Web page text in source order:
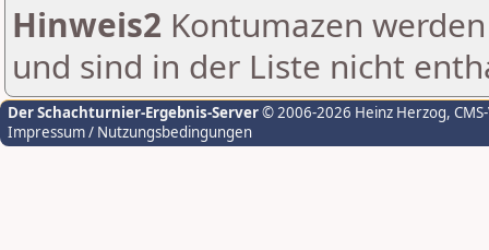
Hinweis2 Kontumazen
und sind in der Liste nicht
Der Schachturnier-Ergebnis-Server© 2006-2026 Heinz Herzog,
Impressum / Nutzungsbedingungen